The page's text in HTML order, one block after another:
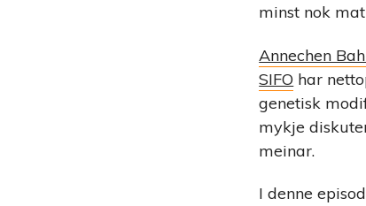
minst nok
Annechen
SIFO har
genetisk
mykje
meinar.
I denne